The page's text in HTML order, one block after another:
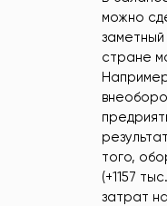
можно
заметный
стране
того,
(+1157
затрат